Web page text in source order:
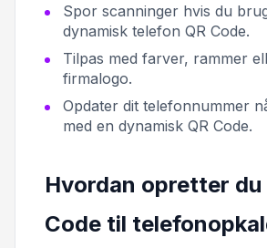
Spor scanninger hvis du
dynamisk telefon QR Code.
Tilpas med farver, rammer
firmalogo.
Opdater dit telefonnummer
med en dynamisk QR Code.
Hvordan opretter du
Code til